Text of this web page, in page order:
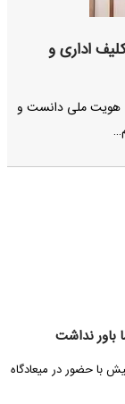
اداری و
هویت ملی دانست و
باور نداشت
با حضور در میعادگاه